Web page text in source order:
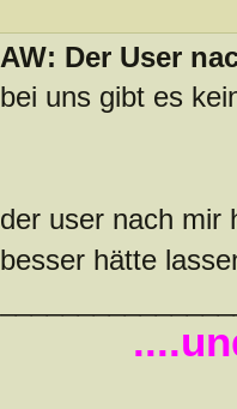
AW: Der User
bei uns gibt es
der user nach mir
besser hätte